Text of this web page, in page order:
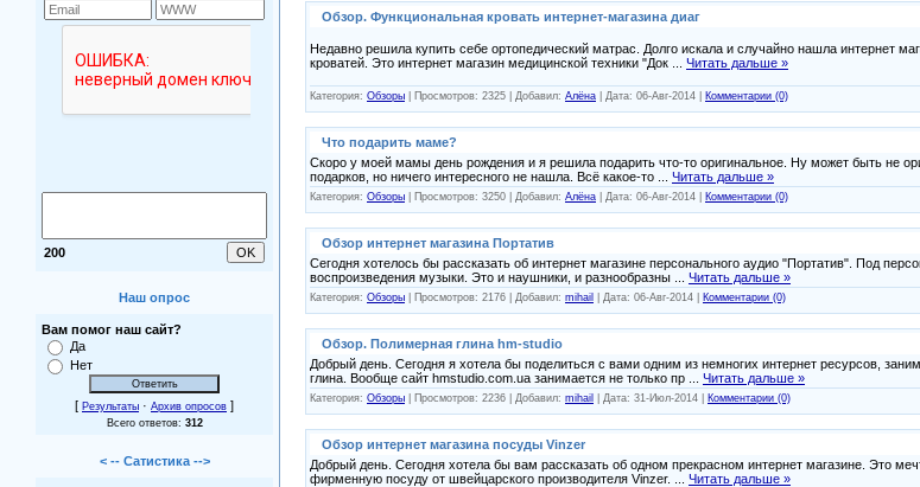
200
Наш опрос
Вам помог наш сайт?
Да
Нет
[ Результаты · Архив опросов ]
Всего ответов: 312
< -- Сатистика -->
Обзор. Функциональная кровать интернет-магазина диаг
Недавно решила купить себе ортопедический матрас. Долго искала и случайно нашла интернет
кроватей. Это интернет магазин медицинской техники "Док
Читать дальше »
Категория: Обзоры | Просмотров: 2325 | Добавил: Алёна | Дата: 06-Авг-2014 Комментарии (0)
Что подарить маме?
Скоро у моей мамы день рождения и я решила подарить что-то оригинальное. Ну может быть не
подарков, но ничего интересного не нашла. Всё какое-то
Читать дальше »
Категория: Обзоры | Просмотров: 3250 | Добавил: Алёна | Дата: 06-Авг-2014 Комментарии (0)
Обзор интернет магазина Портатив
Сегодня хотелось бы рассказать об интернет магазине персонального аудио "Портатив". Под
воспроизведения музыки. Это и наушники, и разнообразны
Читать дальше »
Категория: Обзоры | Просмотров: 2176 | Добавил: mihail | Дата: 06-Авг-2014 Комментарии (0)
Обзор. Полимерная глина hm-studio
Добрый день. Сегодня я хотела бы поделиться с вами одним из немногих интернет ресурсов,
глина. Вообще сайт hmstudio.com.ua занимается не только пр
Читать дальше »
Категория: Обзоры | Просмотров: 2236 | Добавил: mihail | Дата: 31-Июл-2014 Комментарии (0)
Обзор интернет магазина посуды Vinzer
Добрый день. Сегодня хотела бы вам рассказать об одном прекрасном интернет магазине. Это
фирменную посуду от швейцарского производителя Vinzer.
Читать дальше »